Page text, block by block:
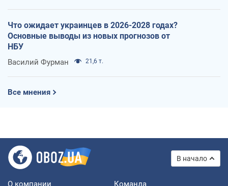
Что ожидает украинцев в 2026-2028 годах?
Основные выводы из новых прогнозов от
НБУ
Василий Фурман 21,6 т.
Все мнения
В начало
О компании Команда